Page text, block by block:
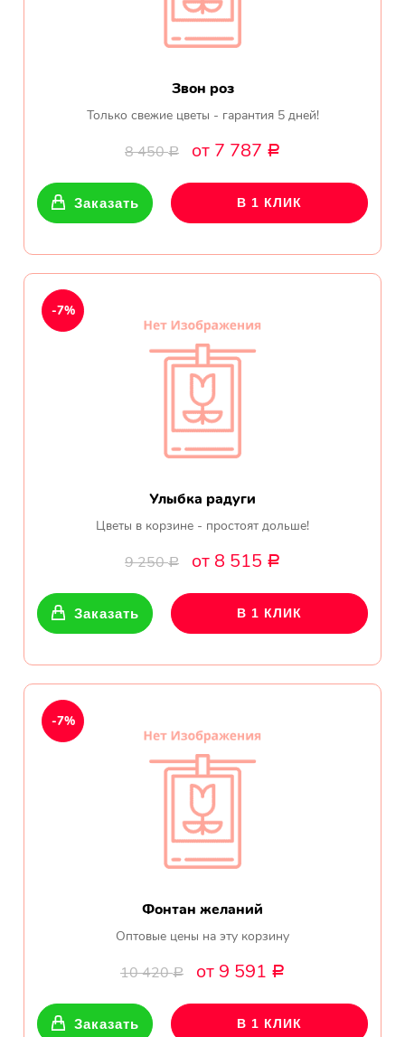
Звон роз
Только свежие цветы - гарантия 5 дней!
8 450Р от 7 787 Р
Заказать В 1 КЛИК
Улыбка радуги
Цветы в корзине - простоят дольше!
9 250Р от 8 515 Р
-7%
Заказать В 1 КЛИК
Фонтан желаний
Оптовые цены на эту корзину
10 420Р от 9 591 Р
-7%
Заказать В 1 КЛИК